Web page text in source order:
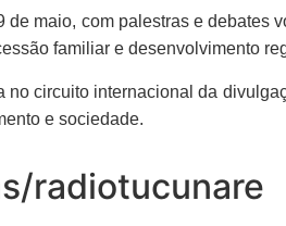
de maio, com palestras e debates
familiar e desenvolvimento
circuito internacional da
e sociedade.
radiotucunare